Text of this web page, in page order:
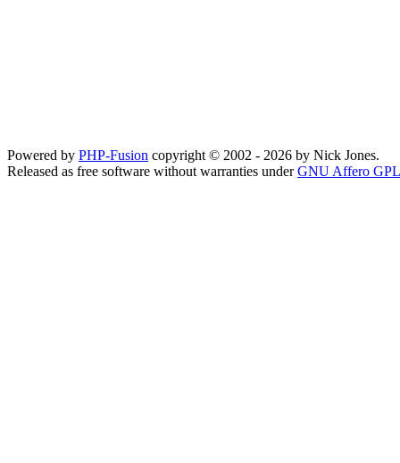
Powered by PHP-Fusion copyright © 2002 - 2026 by Nick Jones.
Released as free software without warranties underGNU Affero GPL